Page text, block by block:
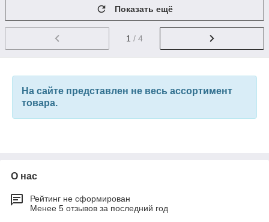
Показать ещё
1 / 4
На сайте представлен не весь ассортимент
товара.
О нас
Рейтинг не сформирован
Менее 5 отзывов за последний год